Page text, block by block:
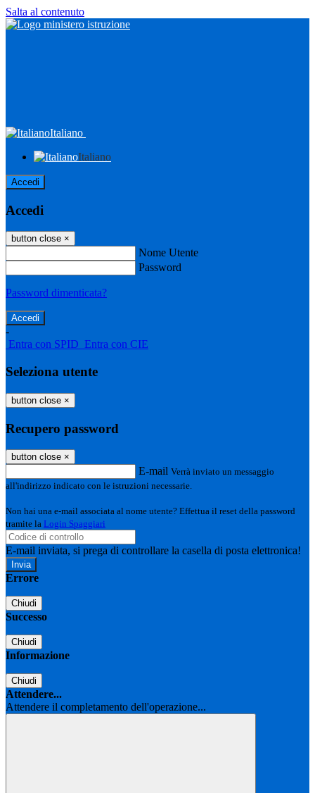
Salta al contenuto
Italiano
Italiano
Accedi
Accedi
button close ×
Nome Utente
Password
Password dimenticata?
-
Entra con SPID Entra con CIE
Seleziona utente
button close ×
Recupero password
button close ×
E-mail Verrà inviato un messaggio
all'indirizzo indicato con le istruzioni necessarie.
Non hai una e-mail associata al nome utente? Effettua il reset della password
tramite la Login Spaggiari
E-mail inviata, si prega di controllare la casella di posta elettronica!
Errore
Chiudi
Successo
Chiudi
Informazione
Chiudi
Attendere...
Attendere il completamento dell'operazione...